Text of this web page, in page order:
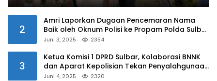
2
Amri Laporkan Dugaan Pencemaran Nama
Baik oleh Oknum Polisi ke Propam Polda Sulbar
Juni 3, 2025 2354
3
Ketua Komisi 1 DPRD Sulbar, Kolaborasi BNNK
dan Aparat Kepolisian Tekan Penyalahgunaan
Juni 4, 2025 2320